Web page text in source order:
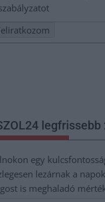
ot
legfrissebb
egy
lezárnak a
is meghaladó